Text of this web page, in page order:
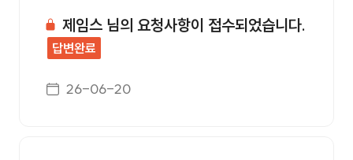
제임스 님의 요청사항이 접수되었습니다.
답변완료
게시일자
26-06-20